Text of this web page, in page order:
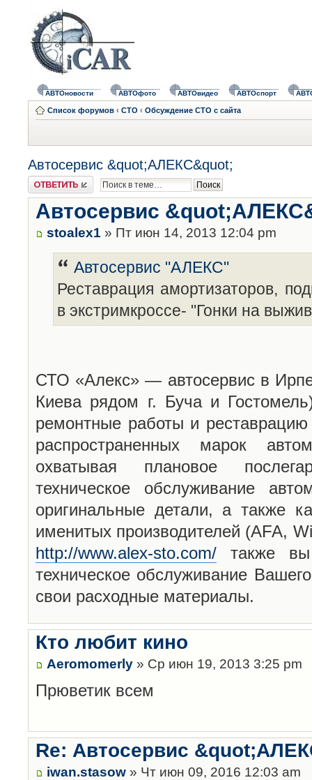
АВТОновости АВТОфото АВТОвидео АВТОспорт
Список форумов ‹ СТО ‹ Обсуждение СТО с сайта
Автосервис &quot;АЛЕКС&quot;
Ответить
Автосервис
stoalex1 » Пт июн 14, 2013 12:04 pm
Автосервис "АЛЕКС"
Реставрация амортизаторов,
в экстримкроссе- "Гонки на
СТО «Алекс» — автосервис в
Киева рядом г. Буча и
ремонтные работы и
распространенных марок
охватывая плановое
техническое обслуживание
оригинальные детали, а также
именитых производителей (AFA,
http://www.alex-sto.com/ также
техническое обслуживание
свои расходные материалы.
Кто любит кино
Aeromomerly » Ср июн 19, 2013 3:25 pm
Прюветик всем
Re: Автосервис
iwan.stasow » Чт июн 09, 2016 12:03 am